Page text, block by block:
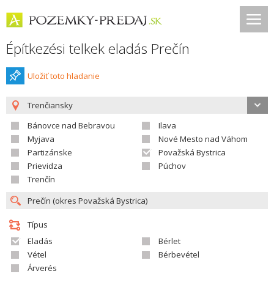
Építkezési telkek eladás Prečín
Uložiť toto hladanie
Trenčiansky
Bánovce nad Bebravou
Ilava
Myjava
Nové Mesto nad Váhom
Partizánske
Považská Bystrica
Prievidza
Púchov
Trenčín
Típus
Eladás
Bérlet
Vétel
Bérbevétel
Árverés